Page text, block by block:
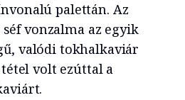
palettán. Az
vonzalma az egyik
valódi tokhalkaviár
volt ezúttal a